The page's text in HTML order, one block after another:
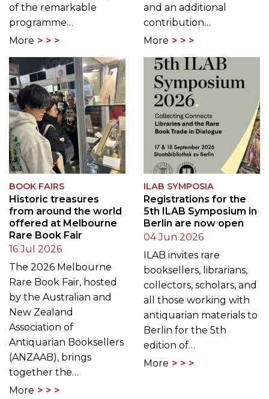
programme…
More
contribution…
More
BOOK FAIRS
Historic treasures
from around the world
offered at Melbourne
Rare Book Fair
16 Jul 2026
The 2026 Melbourne
Rare Book Fair, hosted
by the Australian and
New Zealand
Association of
Antiquarian Booksellers
(ANZAAB), brings
together the…
More
ILAB SYMPOSIA
Registrations for the
5th ILAB Symposium in
Berlin are now open
04 Jun 2026
ILAB invites rare
booksellers, librarians,
collectors, scholars, and
all those working with
antiquarian materials to
Berlin for the 5th
edition of…
More